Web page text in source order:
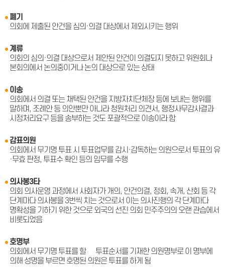
폐기
의회에 제출된 안건을 심의·의결 대상에서 제외시키는 행위
계류
의회의 심의·의결 대상으로서 제안된 안건이 의결되지 못하고 위원회나
본회의에서 논의중이거나 논의 대상으로 있는 상태
이송
의회에서 의결 또는 채택된 안건을 지방자치단체장 등에 보내는 행위를
말하며, 조례안 등 의안뿐만 아니라 청원처리 의견서, 행정사무감사결과
시정처리요구 등을 송부하는 것도 포괄적으로 이송이라 함
감표의원
의회에서 무기명 투표 시 투표업무를 감시·감독하는 의원으로서 투표의 유
·무효 판정, 투표수 확인 등의 임무를 수행
의사봉3타
의회 의사운영 과정에서 사회자가 개의, 안건의결, 정회, 속개, 산회 등 각
단계마다 의사봉을 3번씩 치는 것으로서 이는 의사진행의 각 단계마다
명확성을 기하기 위한 것으로 외국의 선진 의회 민주주의의 오랜 관습에서
비롯되었음
호명부
의회에서 무기명 투표를 할 떄 투표순서를 기재한 의원명부로 이 명부에
의해 성명을 부르면 호명된 의원은 투표를 하게 됨